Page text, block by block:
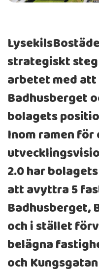
strategiskt
arbetet med
Badhusberget
bolagets
Inom ramen
2.0 har
att avyttra 5
Badhusberget,
och i stället
belägna
och